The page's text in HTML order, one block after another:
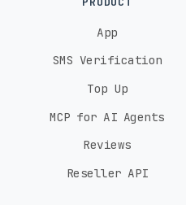
App
SMS Verification
Top Up
MCP for AI Agents
Reviews
Reseller API